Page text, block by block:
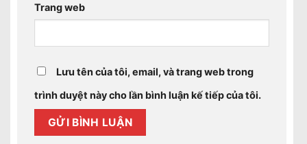
Trang web
Lưu tên của tôi, email, và trang web trong
trình duyệt này cho lần bình luận kế tiếp của tôi.